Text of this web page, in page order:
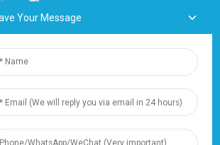
Contattaci
Dingzun Electric & Cable Co.,
Your Message